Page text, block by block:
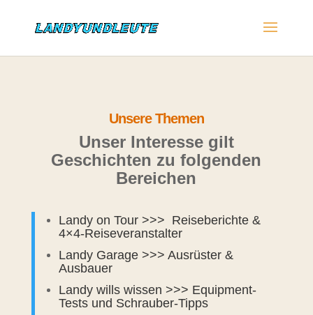
Unsere Themen
Unser Interesse gilt
Geschichten zu folgenden
Bereichen
Landy on Tour >>> Reiseberichte &
4×4-Reiseveranstalter
Landy Garage >>> Ausrüster &
Ausbauer
Landy wills wissen >>> Equipment-
Tests und Schrauber-Tipps